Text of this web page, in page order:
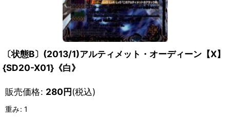
〔状態B〕(2013/1)アルティメット・オーディーン【X】
{SD20-X01}《白》
販売価格: 280円(税込)
重み: 1